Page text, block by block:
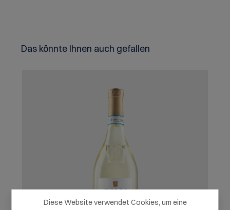
Produktgalerie überspringen
Das könnte Ihnen auch gefallen
Diese Website verwendet Cookies, um eine